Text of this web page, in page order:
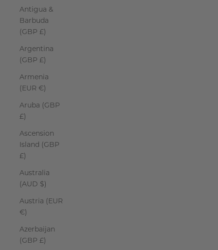
Antigua &
Barbuda
(GBP £)
Argentina
(GBP £)
Armenia
(EUR €)
Aruba (GBP
£)
Ascension
Island (GBP
£)
Australia
(AUD $)
Austria (EUR
€)
Azerbaijan
(GBP £)